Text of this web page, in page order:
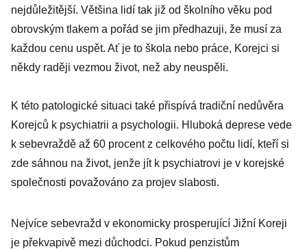
nejdůležitější. Většina lidí tak již od školního věku pod
obrovským tlakem a pořád se jim předhazuji, že musí za
každou cenu uspět. Ať je to škola nebo práce, Korejci si
někdy raději vezmou život, než aby neuspěli.
K této patologické situaci také přispívá tradiční nedůvěra
Korejců k psychiatrii a psychologii. Hluboká deprese vede
k sebevraždě až 60 procent z celkového počtu lidí, kteří si
zde sáhnou na život, jenže jít k psychiatrovi je v korejské
společnosti považováno za projev slabosti.
Nejvíce sebevražd v ekonomicky prosperující Jižní Koreji
je překvapivě mezi důchodci. Pokud penzistům